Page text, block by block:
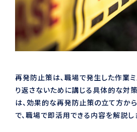
再発防止策は、職場で発生した作業
り返さないために講じる具体的な対
は、効果的な再発防止策の立て方か
で、職場で即活用できる内容を解説し